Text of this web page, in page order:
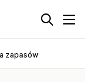
zapasów